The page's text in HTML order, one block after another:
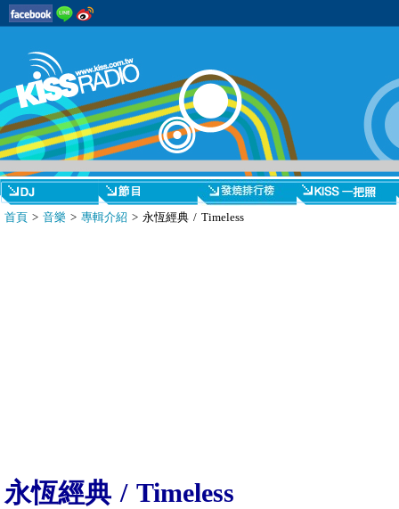
首頁 > 音樂 > 專輯介紹 > 永恆經典 / Timeless
永恆經典 / Timeless